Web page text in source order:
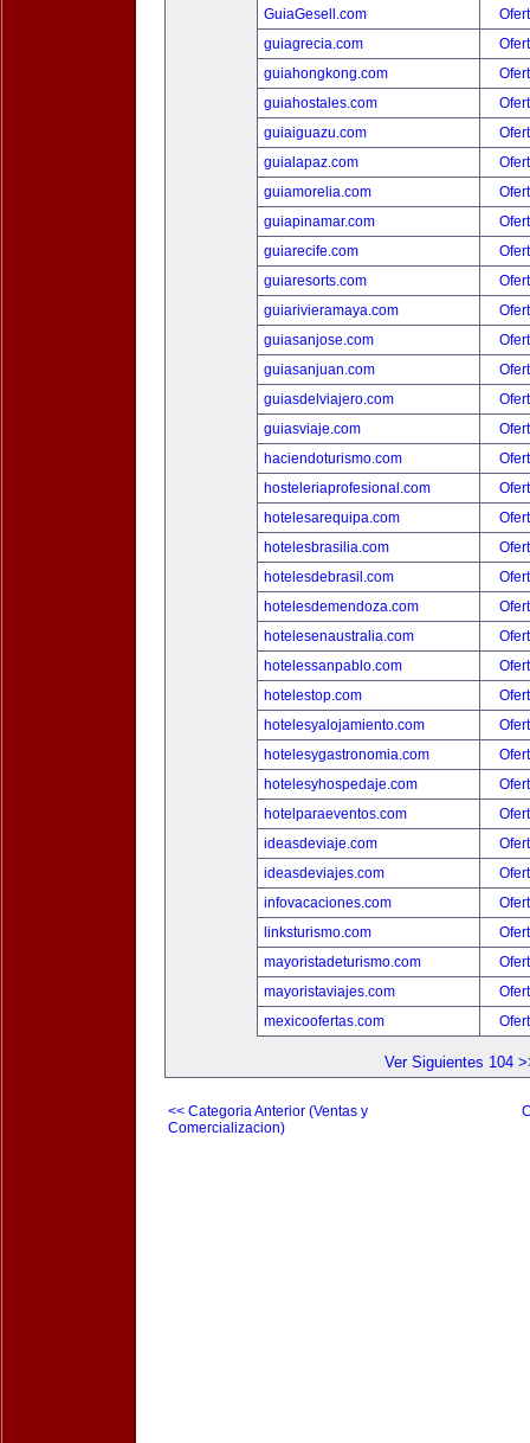
GuiaGesell.com
guiagrecia.com
guiahongkong.com
guiahostales.com
guiaiguazu.com
guialapaz.com
guiamorelia.com
guiapinamar.com
guiarecife.com
guiaresorts.com
guiarivieramaya.com
guiasanjose.com
guiasanjuan.com
guiasdelviajero.com
guiasviaje.com
haciendoturismo.com
hosteleriaprofesional.com
hotelesarequipa.com
hotelesbrasilia.com
hotelesdebrasil.com
hotelesdemendoza.com
hotelesenaustralia.com
hotelessanpablo.com
hotelestop.com
hotelesyalojamiento.com
hotelesygastronomia.com
hotelesyhospedaje.com
hotelparaeventos.com
ideasdeviaje.com
ideasdeviajes.com
infovacaciones.com
linksturismo.com
mayoristadeturismo.com
mayoristaviajes.com
mexicoofertas.com
Ver Siguientes 104
<< Categoria Anterior (Ventas y
Comercializacion)